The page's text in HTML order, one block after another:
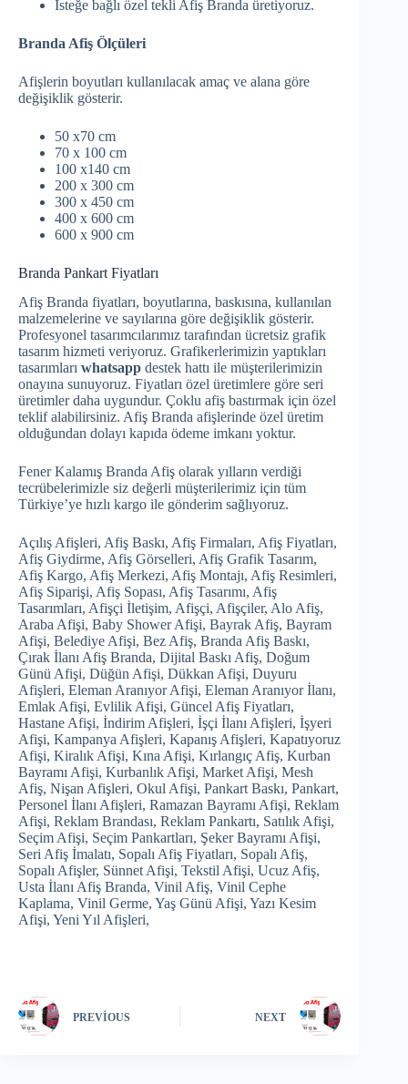
İsteğe bağlı özel tekli Afiş Branda üretiyoruz.
Branda Afiş Ölçüleri
Afişlerin boyutları kullanılacak amaç ve alana göre
değişiklik gösterir.
50 x70 cm
70 x 100 cm
100 x140 cm
200 x 300 cm
300 x 450 cm
400 x 600 cm
600 x 900 cm
Branda Pankart Fiyatları
Afiş Branda fiyatları, boyutlarına, baskısına, kullanılan
malzemelerine ve sayılarına göre değişiklik gösterir.
Profesyonel tasarımcılarımız tarafından ücretsiz grafik
tasarım hizmeti veriyoruz. Grafikerlerimizin yaptıkları
tasarımları whatsapp destek hattı ile müşterilerimizin
onayına sunuyoruz. Fiyatları özel üretimlere göre seri
üretimler daha uygundur. Çoklu afiş bastırmak için özel
teklif alabilirsiniz. Afiş Branda afişlerinde özel üretim
olduğundan dolayı kapıda ödeme imkanı yoktur.
Fener Kalamış Branda Afiş olarak yılların verdiği
tecrübelerimizle siz değerli müşterilerimiz için tüm
Türkiye’ye hızlı kargo ile gönderim sağlıyoruz.
Açılış Afişleri, Afiş Baskı, Afiş Firmaları, Afiş Fiyatları,
Afiş Giydirme, Afiş Görselleri, Afiş Grafik Tasarım,
Afiş Kargo, Afiş Merkezi, Afiş Montajı, Afiş Resimleri,
Afiş Siparişi, Afiş Sopası, Afiş Tasarımı, Afiş
Tasarımları, Afişçi İletişim, Afişçi, Afişçiler, Alo Afiş,
Araba Afişi, Baby Shower Afişi, Bayrak Afiş, Bayram
Afişi, Belediye Afişi, Bez Afiş, Branda Afiş Baskı,
Çırak İlanı Afiş Branda, Dijital Baskı Afiş, Doğum
Günü Afişi, Düğün Afişi, Dükkan Afişi, Duyuru
Afişleri, Eleman Aranıyor Afişi, Eleman Aranıyor İlanı,
Emlak Afişi, Evlilik Afişi, Güncel Afiş Fiyatları,
Hastane Afişi, İndirim Afişleri, İşçi İlanı Afişleri, İşyeri
Afişi, Kampanya Afişleri, Kapanış Afişleri, Kapatıyoruz
Afişi, Kiralık Afişi, Kına Afişi, Kırlangıç Afiş, Kurban
Bayramı Afişi, Kurbanlık Afişi, Market Afişi, Mesh
Afiş, Nişan Afişleri, Okul Afişi, Pankart Baskı, Pankart,
Personel İlanı Afişleri, Ramazan Bayramı Afişi, Reklam
Afişi, Reklam Brandası, Reklam Pankartı, Satılık Afişi,
Seçim Afişi, Seçim Pankartları, Şeker Bayramı Afişi,
Seri Afiş İmalatı, Sopalı Afiş Fiyatları, Sopalı Afiş,
Sopalı Afişler, Sünnet Afişi, Tekstil Afişi, Ucuz Afiş,
Usta İlanı Afiş Branda, Vinil Afiş, Vinil Cephe
Kaplama, Vinil Germe, Yaş Günü Afişi, Yazı Kesim
Afişi, Yeni Yıl Afişleri,
PREVIOUS NEXT